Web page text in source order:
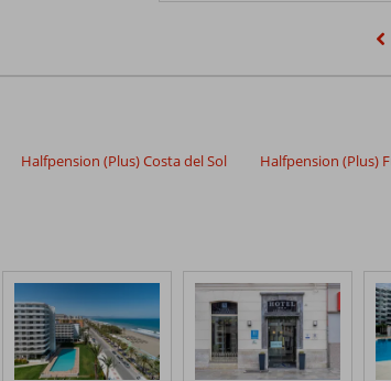
Halfpension (Plus) Costa del Sol Halfpension (Plus)